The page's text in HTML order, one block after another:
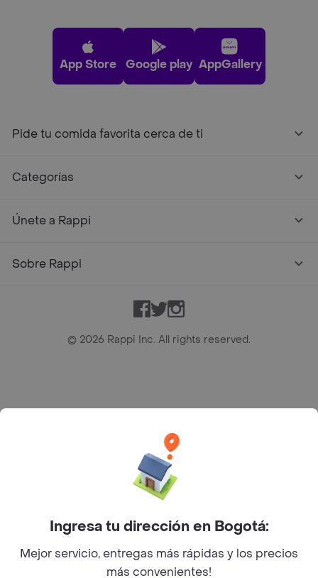
App Store Google play AppGallery
Pide tu comida favorita cerca de ti
Categorías
Únete a Rappi
Sobre Rappi
Facebook
TwitterInstagram
© 2026 Rappi Inc. All rights reserved.
Bogotá D.C. --- notificacionesrappi@rappi.com
Ingresa tu dirección en Bogotá:
Mejor servicio, entregas más rápidas y los precios
más convenientes!